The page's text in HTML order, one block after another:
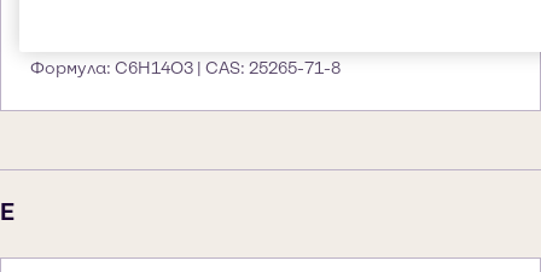
Формула: C6H14O3 | CAS: 25265-71-8
E